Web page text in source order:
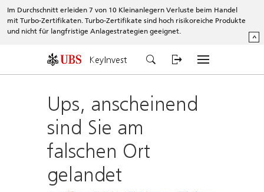
Im Durchschnitt erleiden 7 von 10 Kleinanlegern Verluste beim Handel
mit Turbo-Zertifikaten. Turbo-Zertifikate sind hoch risikoreiche Produkte
und nicht für langfristige Anlagestrategien geeignet.
^
KeyInvest
Ups, anscheinend
sind Sie am
falschen Ort
gelandet